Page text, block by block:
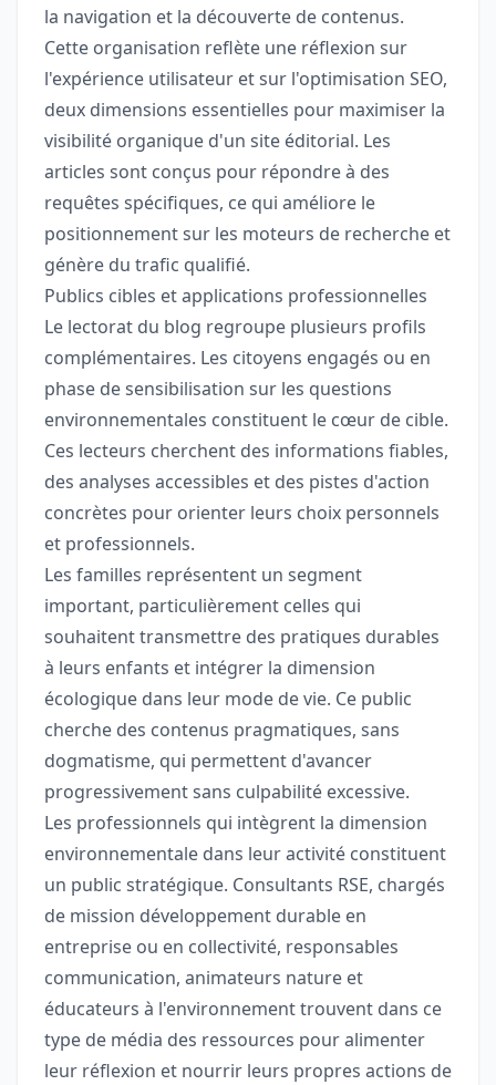
la navigation et la découverte de contenus.
Cette organisation reflète une réflexion sur
l'expérience utilisateur et sur l'optimisation SEO,
deux dimensions essentielles pour maximiser la
visibilité organique d'un site éditorial. Les
articles sont conçus pour répondre à des
requêtes spécifiques, ce qui améliore le
positionnement sur les moteurs de recherche et
génère du trafic qualifié.
Publics cibles et applications professionnelles
Le lectorat du blog regroupe plusieurs profils
complémentaires. Les citoyens engagés ou en
phase de sensibilisation sur les questions
environnementales constituent le cœur de cible.
Ces lecteurs cherchent des informations fiables,
des analyses accessibles et des pistes d'action
concrètes pour orienter leurs choix personnels
et professionnels.
Les familles représentent un segment
important, particulièrement celles qui
souhaitent transmettre des pratiques durables
à leurs enfants et intégrer la dimension
écologique dans leur mode de vie. Ce public
cherche des contenus pragmatiques, sans
dogmatisme, qui permettent d'avancer
progressivement sans culpabilité excessive.
Les professionnels qui intègrent la dimension
environnementale dans leur activité constituent
un public stratégique. Consultants RSE, chargés
de mission développement durable en
entreprise ou en collectivité, responsables
communication, animateurs nature et
éducateurs à l'environnement trouvent dans ce
type de média des ressources pour alimenter
leur réflexion et nourrir leurs propres actions de